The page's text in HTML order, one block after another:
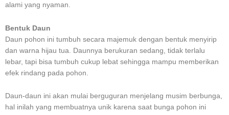
alami yang nyaman.
Bentuk Daun
Daun pohon ini tumbuh secara majemuk dengan bentuk menyirip
dan warna hijau tua. Daunnya berukuran sedang, tidak terlalu
lebar, tapi bisa tumbuh cukup lebat sehingga mampu memberikan
efek rindang pada pohon.
Daun-daun ini akan mulai berguguran menjelang musim berbunga,
hal inilah yang membuatnya unik karena saat bunga pohon ini